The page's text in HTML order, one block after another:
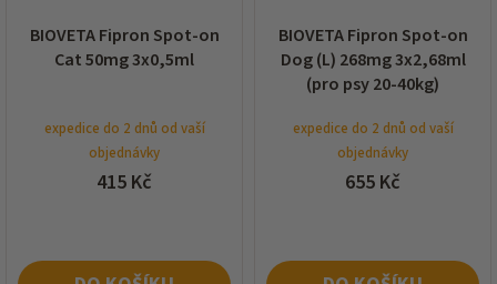
BIOVETA Fipron Spot-on
Cat 50mg 3x0,5ml
expedice do 2 dnů od vaší
objednávky
415 Kč
BIOVETA Fipron Spot-on
Dog (L) 268mg 3x2,68ml
(pro psy 20-40kg)
expedice do 2 dnů od vaší
objednávky
655 Kč